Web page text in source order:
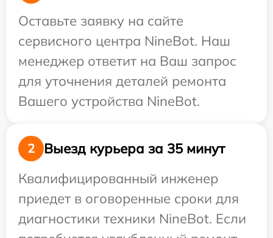
Оставьте заявку на сайте
сервисного центра NineBot. Наш
менеджер ответит на Ваш запрос
для уточнения деталей ремонта
Вашего устройства NineBot.
2
Выезд курьера за 35 минут
Квалифицированный инженер
приедет в оговоренные сроки для
диагностики техники NineBot. Если